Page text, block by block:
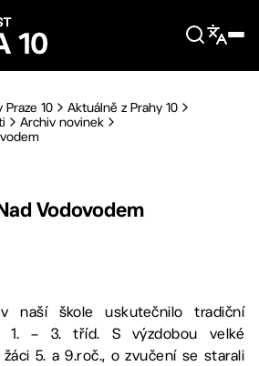
Praze 10
Aktuálně z Prahy 10
Archiv novinek
Vodovodem
naší škole uskutečnilo tradiční
1. – 3. tříd. S výzdobou velké
5. a 9.roč., o zvučení se starali